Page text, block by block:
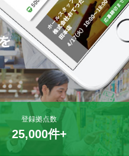
登録拠点数
25,000件+